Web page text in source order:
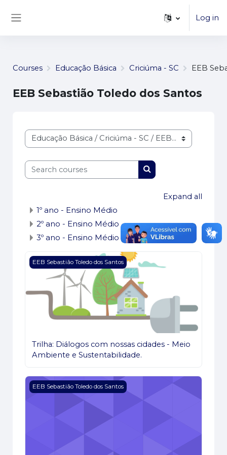
Skip to main content
Log in
Courses Educação Básica Criciúma - SC EEB
EEB Sebastião Toledo dos Santos
Course categories
Search courses
Search courses
Expand all
1º ano - Ensino Médio
2º ano - Ensino Médio
3º ano - Ensino Médio
Course image Trilha: Diálogos com nossas cidades
EEB Sebastião Toledo dos Santos
Trilha: Diálogos com nossas cidades - Meio
Ambiente e Sustentabilidade.
Course image LABORATÓRIO DE CIÊNCIAS 2021
EEB Sebastião Toledo dos Santos